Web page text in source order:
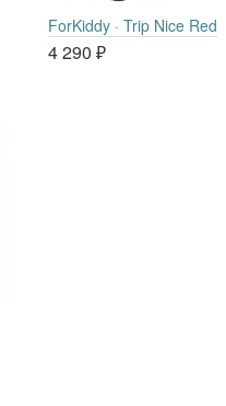
ForKiddy · Trip Nice Red
4 290 ₽